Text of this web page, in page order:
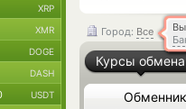
Город: Все
Курсы обмена
Обменник
XRP
XMR
DOGE
DASH
USDT